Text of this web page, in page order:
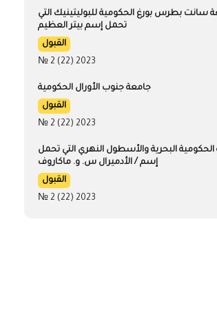
سانت بطرس بورغ الحكومية للبوليتينيك التي
تحمل إسم بيتر العظيم
القبول
№ 2 (22) 2023
جامعة جنوب الأورال الحكومية
القبول
№ 2 (22) 2023
الحكومية البحرية والأسطول النهري التي تحمل
إسم / الأدميرال س. و. ماكاروف
القبول
№ 2 (22) 2023